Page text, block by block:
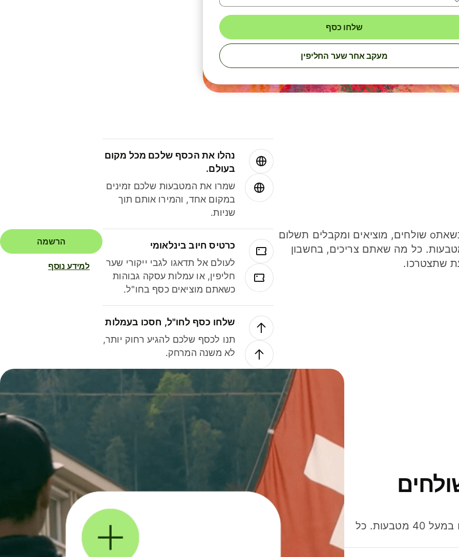
שלחו כסף
מעקב אחר שער החליפין
חסכו כסף כשאתo שולחים, מוציאים ומקבלים תשלום
40 מטבעות. כל מה שאתם צריכים, בחשבון
שתצטרכו.
נהלו את הכסף שלכם מכל מקום
בעולם.
שמרו את המטבעות שלכם זמינים
במקום אחד, והמירו אותם תוך
שניות.
כרטיס חיוב בינלאומי
לעולם אל תדאגו לגבי ייקורי שער
חליפין, או עמלות עסקה גבוהות
כשאתם מוציאים כסף בחו"ל.
שלחו כסף לחו"ל, חסכו בעמלות
תנו לכסף שלכם להגיע רחוק יותר,
לא משנה המרחק.
הרשמה
למידע נוסף
חסכו כסף כשאתo שולחים, מוציאים ומקבלים תשלום במעל 40 מטבעות. כל